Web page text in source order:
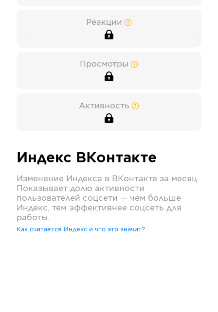
Реакции
Просмотры
Активность
Индекс ВКонтакте
Изменение Индекса в ВКонтакте за месяц.
Показывает долю активности
пользователей соцсети — чем больше
Индекс, тем эффективнее соцсеть для
работы.
Как считается Индекс и что это значит?